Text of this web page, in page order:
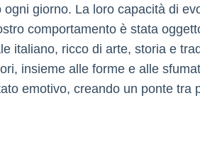
giorno. La loro capacità di
comportamento è stata
italiano, ricco di arte, storia e
insieme alle forme e alle
emotivo, creando un ponte tra